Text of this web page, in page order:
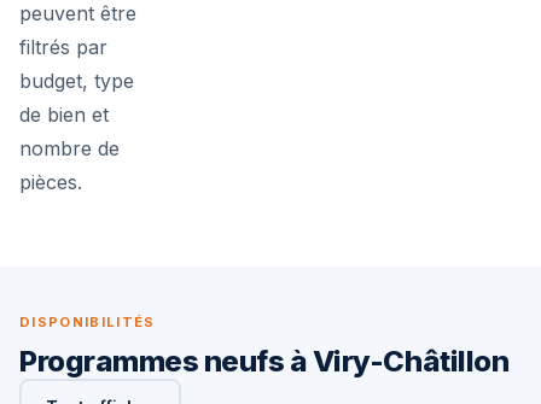
peuvent être
filtrés par
budget, type
de bien et
nombre de
pièces.
DISPONIBILITÉS
Programmes neufs à Viry-Châtillon